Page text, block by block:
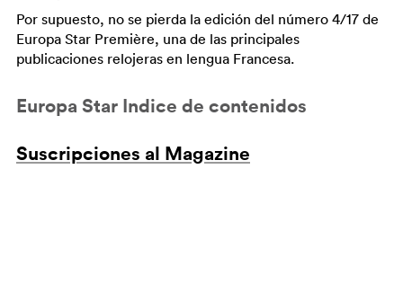
Por supuesto, no se pierda la edición del número 4/17 de
Europa Star Première, una de las principales
publicaciones relojeras en lengua Francesa.
Europa Star Indice de contenidos
Suscripciones al Magazine